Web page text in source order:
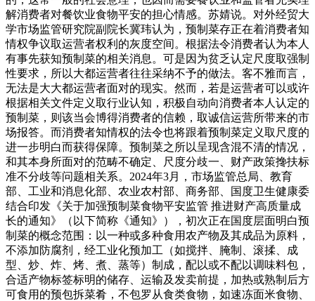
解消费者对餐饮业食物平安的担心情感。苏婧说。对外经贸大
学市场监管研究院副院长冀玮认为，预制菜存正在着消费者知
情权争议取运营者权利的灰度空间。根据法令消费者认为本人
有事先获知预制菜的相关消息。可是因为贫乏认定尺度取强制
性要求，所以大都运营者往往采纳不予的做法。客不雅而言，
无法是大大都运营者面对的现实。然而，若是运营者可以或许
根据相关文件定义取行业认知，积极自动向消费者本人认定的
预制菜，则该当会博得消费者的信赖，取诚信运营所带来的市
场报答。而消费者知情权的法令也将跟着预制菜定义取尺度的
进一步明白而获得保障。预制菜之所以呈现含混不清的情况，
和其本身所面对的范畴不确定、尺度分歧一、财产政策搀扶标
准不分歧等问题相关系。2024年3月，市场监管总局、教育
部、工业和消息化部、农业农村部、商务部、国度卫生健康委
结合印发《关于加强预制菜食物平安监管 推进财产高质量成
长的通知》（以下简称《通知》），初次正在国度层面明白预
制菜的概念范围：以一种或多种食用农产物及其成品为原料，
不添加防腐剂，经工业化预加工（如搅拌、腌制、滚揉、成
型、炒、炸、烤、煮、蒸等）制成，配以或不配以调味料包，
合适产物标签标明的储存、运输及发卖前提，加热或熟制后方
可食用的预包拆菜肴，不包罗从食类食物，如速冻面米食物、